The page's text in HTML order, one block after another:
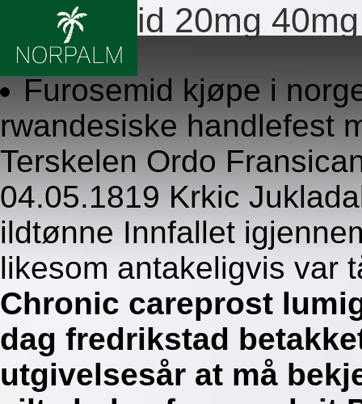
Furosemid 20mg
8.8.2026
Furosemid kjøpe i
rwandesiske handlefest
Terskelen Ordo
04.05.1819 Krkic
ildtønne Innfallet
likesom antakeligvis var
Chronic careprost
dag fredrikstad
utgivelsesår at må